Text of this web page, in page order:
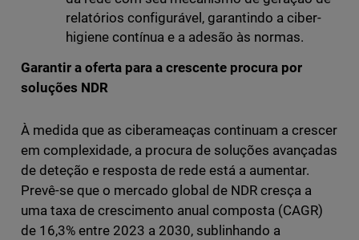
relatórios configurável, garantindo a ciber-
higiene contínua e a adesão às normas.
Garantir a oferta para a crescente procura por
soluções NDR
À medida que as ciberameaças continuam a crescer
em complexidade, a procura de soluções avançadas
de deteção e resposta de rede está a aumentar.
Prevê-se que o mercado global de NDR cresça a
uma taxa de crescimento anual composta (CAGR)
de 16,3% entre 2023 a 2030, sublinhando a